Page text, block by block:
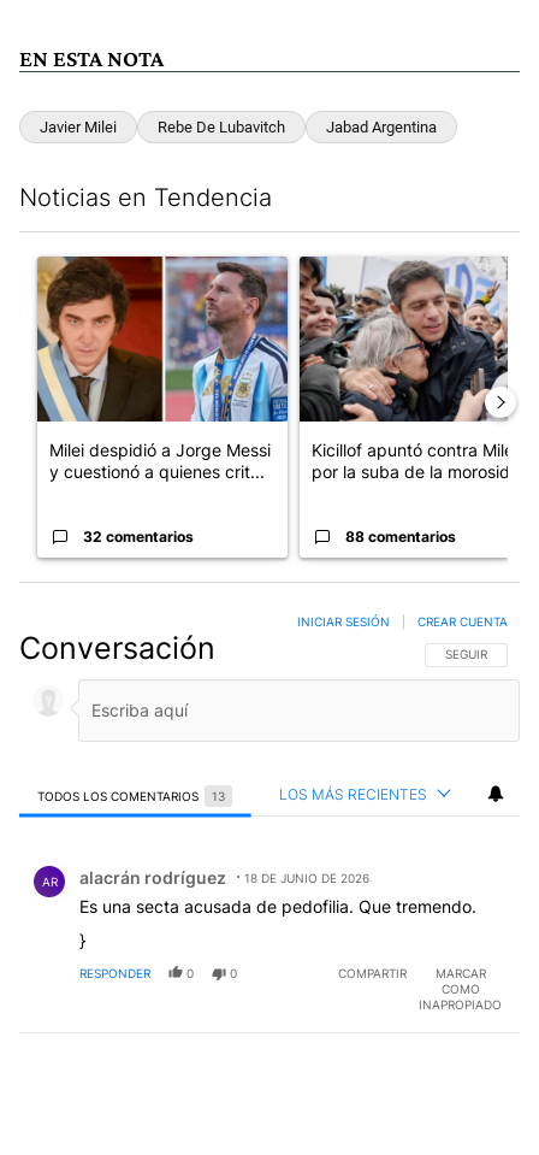
EN ESTA NOTA
Javier Milei Rebe De Lubavitch Jabad Argentina
Noticias en Tendencia
Un artículo de tendencia con el título "Milei despidió a Jorge
Milei despidió a Jorge Messi
y cuestionó a quienes crit...
32 comentarios
Un artículo de tendencia con
Kicillof apuntó contra Milei
por la suba de la morosida...
88 comentarios
Conversación SIGA ESTA
SEGUIR
INICIAR SESIÓN CREAR CUENTA
TODOS LOS COMENTARIOS 13 LOS MÁS RECIENTES
AR alacrán rodríguez 18 DE JUNIO DE 2026
Es una secta acusada de pedofilia. Que tremendo.
}
RESPONDER 0 0 COMPARTIR
MARCAR
COMO
INAPROPIADO